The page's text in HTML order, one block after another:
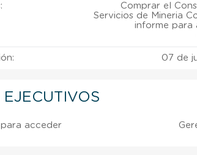
Comprar el
Servicios de Mineria
informe para
07 de
EJECUTIVOS
acceder